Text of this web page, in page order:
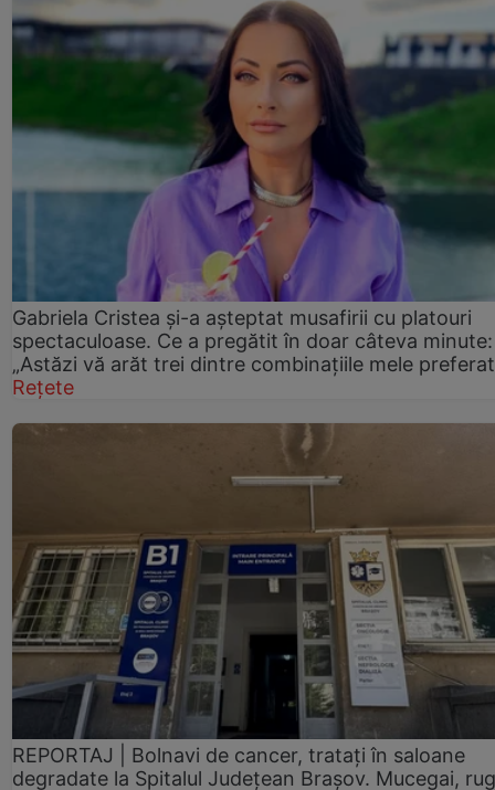
Gabriela Cristea și-a așteptat musafirii cu platouri
spectaculoase. Ce a pregătit în doar câteva minute:
„Astăzi vă arăt trei dintre combinațiile mele
Rețete
REPORTAJ | Bolnavi de cancer, tratați în saloane
degradate la Spitalul Județean Brașov. Mucegai,